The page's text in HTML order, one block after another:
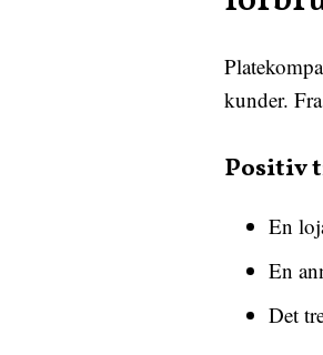
kunder.
Positiv
En
En
Det